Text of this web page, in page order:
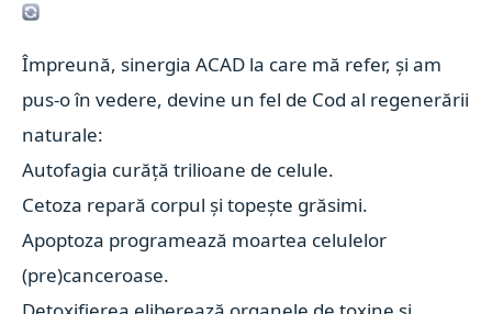
Împreună, sinergia ACAD la care mă refer, și am
pus-o în vedere, devine un fel de Cod al regenerării
naturale:
Autofagia curăță trilioane de celule.
Cetoza repară corpul și topește grăsimi.
Apoptoza programează moartea celulelor
(pre)canceroase.